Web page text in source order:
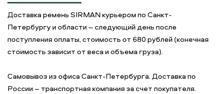
Доставка ремень SIRMAN курьером по Санкт-
Петербургу и области – следующий день после
поступления оплаты, стоимость от 680 рублей (конечная
стоимость зависит от веса и объема груза).
Самовывоз из офиса Санкт-Петербурга. Доставка по
России – транспортная компания за счет покупателя.